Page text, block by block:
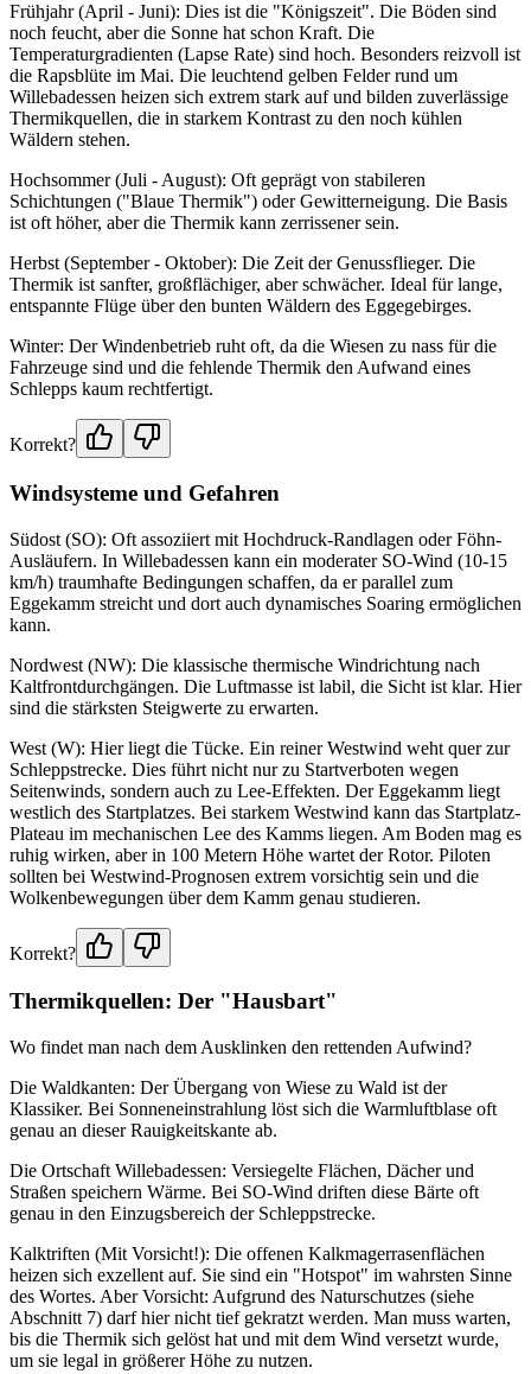
Frühjahr (April - Juni): Dies ist die "Königszeit". Die Böden sind
noch feucht, aber die Sonne hat schon Kraft. Die
Temperaturgradienten (Lapse Rate) sind hoch. Besonders reizvoll ist
die Rapsblüte im Mai. Die leuchtend gelben Felder rund um
Willebadessen heizen sich extrem stark auf und bilden zuverlässige
Thermikquellen, die in starkem Kontrast zu den noch kühlen
Wäldern stehen.
Hochsommer (Juli - August): Oft geprägt von stabileren
Schichtungen ("Blaue Thermik") oder Gewitterneigung. Die Basis
ist oft höher, aber die Thermik kann zerrissener sein.
Herbst (September - Oktober): Die Zeit der Genussflieger. Die
Thermik ist sanfter, großflächiger, aber schwächer. Ideal für lange,
entspannte Flüge über den bunten Wäldern des Eggegebirges.
Winter: Der Windenbetrieb ruht oft, da die Wiesen zu nass für die
Fahrzeuge sind und die fehlende Thermik den Aufwand eines
Schlepps kaum rechtfertigt.
Korrekt?
Windsysteme und Gefahren
Südost (SO): Oft assoziiert mit Hochdruck-Randlagen oder Föhn-
Ausläufern. In Willebadessen kann ein moderater SO-Wind (10-15
km/h) traumhafte Bedingungen schaffen, da er parallel zum
Eggekamm streicht und dort auch dynamisches Soaring ermöglichen
kann.
Nordwest (NW): Die klassische thermische Windrichtung nach
Kaltfrontdurchgängen. Die Luftmasse ist labil, die Sicht ist klar. Hier
sind die stärksten Steigwerte zu erwarten.
West (W): Hier liegt die Tücke. Ein reiner Westwind weht quer zur
Schleppstrecke. Dies führt nicht nur zu Startverboten wegen
Seitenwinds, sondern auch zu Lee-Effekten. Der Eggekamm liegt
westlich des Startplatzes. Bei starkem Westwind kann das Startplatz-
Plateau im mechanischen Lee des Kamms liegen. Am Boden mag es
ruhig wirken, aber in 100 Metern Höhe wartet der Rotor. Piloten
sollten bei Westwind-Prognosen extrem vorsichtig sein und die
Wolkenbewegungen über dem Kamm genau studieren.
Korrekt?
Thermikquellen: Der "Hausbart"
Wo findet man nach dem Ausklinken den rettenden Aufwind?
Die Waldkanten: Der Übergang von Wiese zu Wald ist der
Klassiker. Bei Sonneneinstrahlung löst sich die Warmluftblase oft
genau an dieser Rauigkeitskante ab.
Die Ortschaft Willebadessen: Versiegelte Flächen, Dächer und
Straßen speichern Wärme. Bei SO-Wind driften diese Bärte oft
genau in den Einzugsbereich der Schleppstrecke.
Kalktriften (Mit Vorsicht!): Die offenen Kalkmagerrasenflächen
heizen sich exzellent auf. Sie sind ein "Hotspot" im wahrsten Sinne
des Wortes. Aber Vorsicht: Aufgrund des Naturschutzes (siehe
Abschnitt 7) darf hier nicht tief gekratzt werden. Man muss warten,
bis die Thermik sich gelöst hat und mit dem Wind versetzt wurde,
um sie legal in größerer Höhe zu nutzen.